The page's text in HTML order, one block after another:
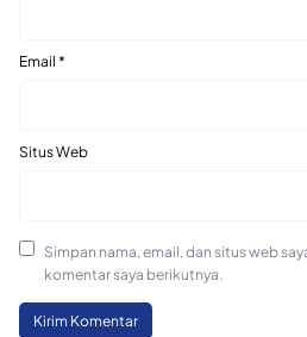
Email *
Situs Web
Simpan nama, email, dan situs web
komentar saya berikutnya.